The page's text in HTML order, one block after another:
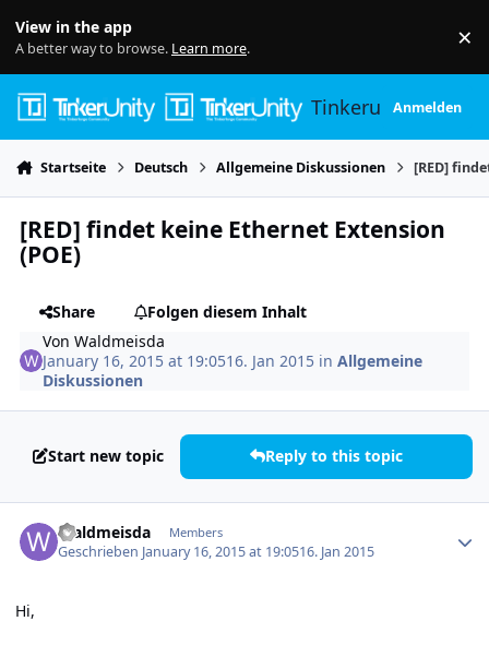
View in the app
A better way to browse. Learn more. ×
TinkerunityAnmelden
Startseite Deutsch Allgemeine Diskussionen [RED]
[RED] findet keine Ethernet Extension
(POE)
Share
Folgen diesem Inhalt
VonWaldmeisda
January 16, 2015 at 19:0516. Jan 2015 inAllgemeine
Diskussionen
Start new topic Reply to this topic
Waldmeisda Members
Geschrieben January 16, 2015 at 19:0516. Jan 2015
Hi,